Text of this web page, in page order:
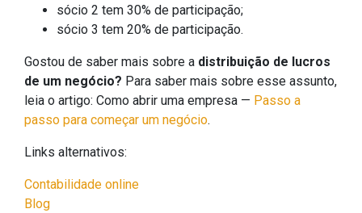
sócio 2 tem 30% de participação;
sócio 3 tem 20% de participação.
Gostou de saber mais sobre a distribuição de lucros
de um negócio? Para saber mais sobre esse assunto,
leia o artigo: Como abrir uma empresa — Passo a
passo para começar um negócio.
Links alternativos:
Contabilidade online
Blog